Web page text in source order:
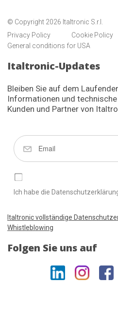
© Copyright 2026 Italtronic S.r.l.
Privacy Policy
Cookie Policy
General conditions for USA
Italtronic-Updates
Bleiben Sie auf dem
Informationen und
Kunden und Partner von
Ich habe die
Italtronic vollständige
Whistleblowing
Folgen Sie uns auf